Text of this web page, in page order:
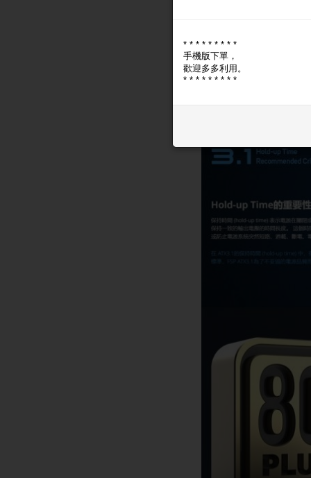
* * * * * * * * *
手機版下單，
歡迎多多利用。
* * * * * * * * *